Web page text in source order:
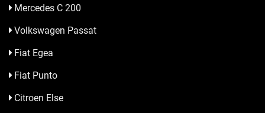
Mercedes C 200
Volkswagen Passat
Fiat Egea
Fiat Punto
Citroen Else